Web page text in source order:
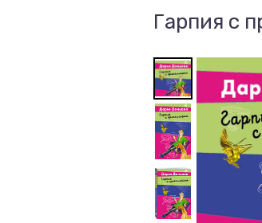
Гарпия с